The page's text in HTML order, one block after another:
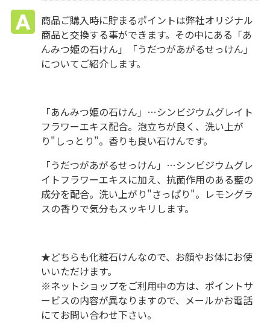
商品ご購入時に貯まるポイントは弊社オリジナル
商品と交換する事ができます。その中にある「あ
んみつ姫の石けん」「うだつがあがるせっけん」
についてご紹介します。
「あんみつ姫の石けん」…シンビジウムグレイト
フラワーエキス配合。泡立ちが良く、洗い上が
り"しっとり"。香りも良い石けんです。
「うだつがあがるせっけん」…シンビジウムグレ
イトフラワーエキスに加え、抗菌作用のある藍の
成分を配合。洗い上がり"さっぱり"。レモングラ
スの香りで気分もスッキリします。
★どちらも化粧石けんなので、お顔やお体にお使
いいただけます。
※ネットショップをご利用中の方は、ポイントサ
ービスの内容が異なりますので、メールかお電話
にてお問い合わせ下さい。